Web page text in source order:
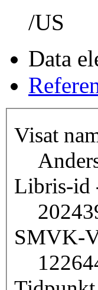
/US
Data
Visat
Libris-id
SMVK-